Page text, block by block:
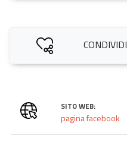
CONDIVIDI
SITO WEB:
pagina facebook